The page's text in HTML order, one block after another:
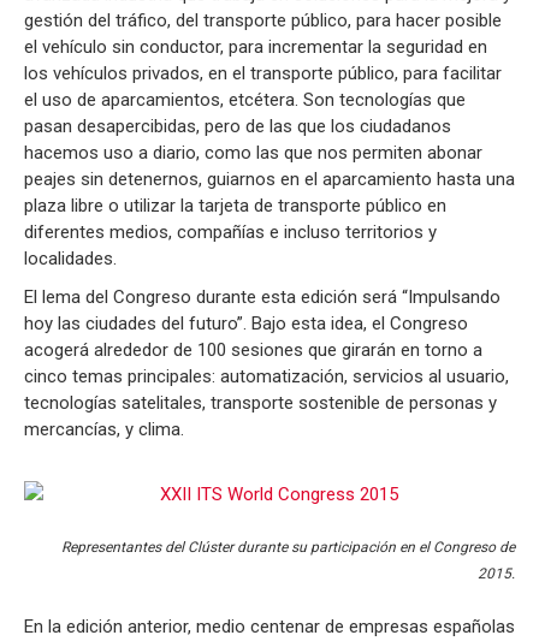
gestión del tráfico, del transporte público, para hacer posible
el vehículo sin conductor, para incrementar la seguridad en
los vehículos privados, en el transporte público, para facilitar
el uso de aparcamientos, etcétera. Son tecnologías que
pasan desapercibidas, pero de las que los ciudadanos
hacemos uso a diario, como las que nos permiten abonar
peajes sin detenernos, guiarnos en el aparcamiento hasta una
plaza libre o utilizar la tarjeta de transporte público en
diferentes medios, compañías e incluso territorios y
localidades.
El lema del Congreso durante esta edición será “Impulsando
hoy las ciudades del futuro”. Bajo esta idea, el Congreso
acogerá alrededor de 100 sesiones que girarán en torno a
cinco temas principales: automatización, servicios al usuario,
tecnologías satelitales, transporte sostenible de personas y
mercancías, y clima.
Representantes del Clúster durante su participación en el Congreso de
2015.
En la edición anterior, medio centenar de empresas españolas